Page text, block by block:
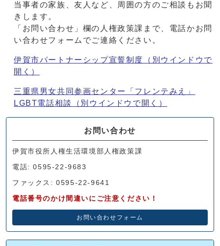
当事者の家族、友人など、周囲の方のご相談もお聞
きします。
「お問い合わせ」欄の人権政策課まで、電話かお問
い合わせフォームでご連絡ください。
伊賀市パートナーシップ宣誓制度
（別ウインドウで
開く）
三重県男女共同参画センター「フレンテみえ」
LGBT電話相談
（別ウインドウで開く）
お問い合わせ
伊賀市役所人権生活環境部人権政策課
電話: 0595-22-9683
ファックス: 0595-22-9641
電話番号のかけ間違いにご注意ください！
お問い合わせフォーム